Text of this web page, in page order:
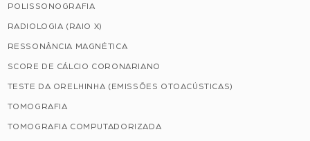
POLISSONOGRAFIA
RADIOLOGIA (RAIO X)
RESSONÂNCIA MAGNÉTICA
SCORE DE CÁLCIO CORONARIANO
TESTE DA ORELHINHA (EMISSÕES OTOACÚSTICAS)
TOMOGRAFIA
TOMOGRAFIA COMPUTADORIZADA